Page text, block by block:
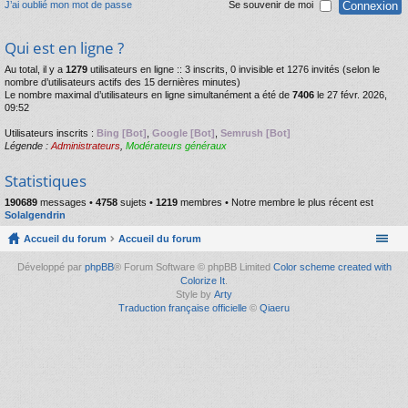
J’ai oublié mon mot de passe Se souvenir de moi
Qui est en ligne ?
Au total, il y a 1279 utilisateurs en ligne :: 3 inscrits, 0 invisible et 1276 invités (selon le
nombre d’utilisateurs actifs des 15 dernières minutes)
Le nombre maximal d’utilisateurs en ligne simultanément a été de 7406 le 27 févr. 2026,
09:52
Utilisateurs inscrits : Bing [Bot] Google [Bot] Semrush [Bot]
Légende : Administrateurs Modérateurs généraux
Statistiques
190689 messages • 4758 sujets • 1219 membres • Notre membre le plus récent est
Solalgendrin
Accueil du forum Accueil du forum
Développé par phpBB® Forum Software © phpBB Limited Color scheme created with
Colorize It.
Style by Arty
Traduction française officielle © Qiaeru